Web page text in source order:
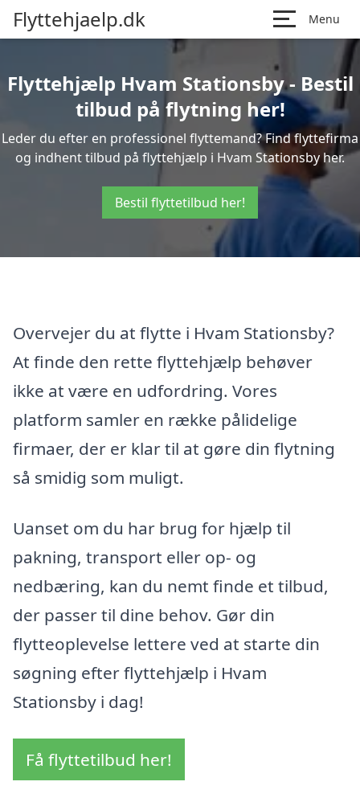
Flyttehjaelp.dk Menu
Flyttehjælp Hvam Stationsby - Bestil
tilbud på flytning her!
Leder du efter en professionel flyttemand? Find flyttefirma
og indhent tilbud på flyttehjælp i Hvam Stationsby her.
Bestil flyttetilbud her!
Overvejer du at flytte i Hvam Stationsby?
At finde den rette flyttehjælp behøver
ikke at være en udfordring. Vores
platform samler en række pålidelige
firmaer, der er klar til at gøre din flytning
så smidig som muligt.
Uanset om du har brug for hjælp til
pakning, transport eller op- og
nedbæring, kan du nemt finde et tilbud,
der passer til dine behov. Gør din
flytteoplevelse lettere ved at starte din
søgning efter flyttehjælp i Hvam
Stationsby i dag!
Få flyttetilbud her!